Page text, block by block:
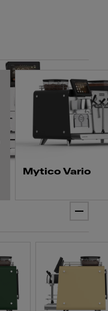
Mytico Vario